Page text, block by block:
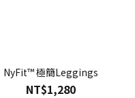
NyFit™ 極簡Leggings
NT$1,280